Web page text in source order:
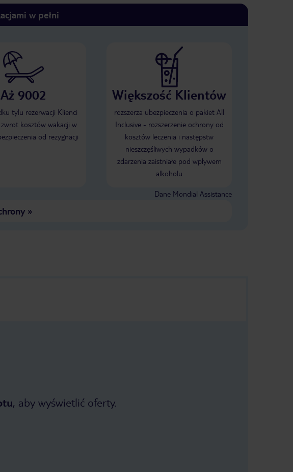
w pełni
Aż 9002
tylu rezerwacji Klienci
kosztów wakacji w
od rezygnacji
Większość Klientów
rozszerza ubezpieczenia o pakiet All
Inclusive - rozszerzenie ochrony od
kosztów leczenia i następstw
nieszczęśliwych wypadków o
zdarzenia zaistniałe pod wpływem
alkoholu
Dane Mondial Assistance
»
, aby wyświetlić oferty.